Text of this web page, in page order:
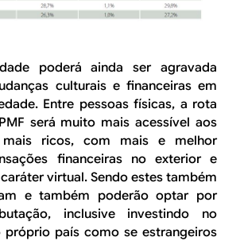
poderá ainda ser agravada
culturais e financeiras em
Entre pessoas físicas, a rota
será muito mais acessível aos
mais ricos, com mais e melhor
financeiras no exterior e
virtual. Sendo estes também
e também poderão optar por
inclusive investindo no
próprio país como se estrangeiros